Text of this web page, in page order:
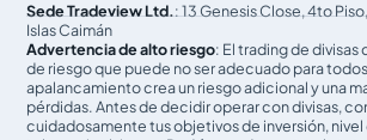
Sede Tradeview Ltd.: 13 Genesis Close, 4to
Islas Caimán
Advertencia de alto riesgo: El trading de divisas
de riesgo que puede no ser adecuado para
apalancamiento crea un riesgo adicional y una
pérdidas. Antes de decidir operar con divisas,
cuidadosamente tus objetivos de inversión,